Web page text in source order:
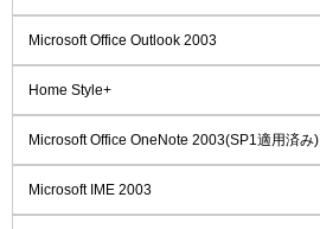
Microsoft Office Outlook 2003
Home Style+
Microsoft Office OneNote 2003(SP1適用済み)
Microsoft IME 2003